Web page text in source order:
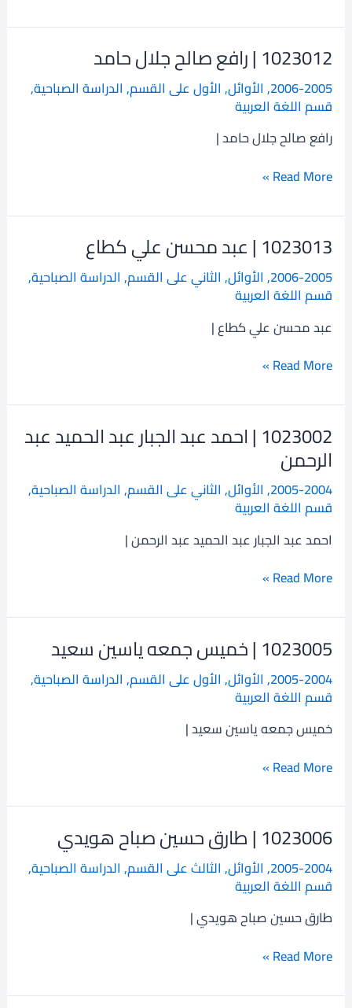
1023012 | رافع صالح جلال حامد
2006-2005
, الأوائل, الأول على القسم, الدراسة الصباحية,
قسم اللغة العربية
رافع صالح جلال حامد |
1023012
رافع
صالح
جلال
حامد
Read More »
1023013 | عبد محسن علي كطاع
2006-2005
, الأوائل, الثاني على القسم, الدراسة الصباحية,
قسم اللغة العربية
عبد محسن علي كطاع |
1023013
عبد
محسن
علي
كطاع
Read More »
1023002 | احمد عبد الجبار عبد الحميد عبد
الرحمن
2005-2004
, الأوائل, الثاني على القسم, الدراسة الصباحية,
قسم اللغة العربية
احمد عبد الجبار عبد الحميد عبد الرحمن |
1023002
|
احمد
عبد
الجبار
الحميد
الرحمن
Read More »
1023005 | خميس جمعه ياسين سعيد
2005-2004
, الأوائل, الأول على القسم, الدراسة الصباحية,
قسم اللغة العربية
خميس جمعه ياسين سعيد |
1023005
خميس
جمعه
ياسين
سعيد
Read More »
1023006 | طارق حسين صباح هويدي
2005-2004
, الأوائل, الثالث على القسم, الدراسة الصباحية,
قسم اللغة العربية
طارق حسين صباح هويدي |
1023006
طارق
حسين
صباح
هويدي
Read More »